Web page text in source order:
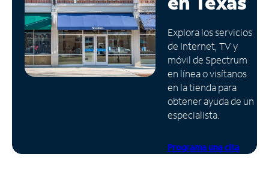
Administrar
cuenta
Encuentra
una
tienda
Explora los servicios
de Internet, TV y
móvil de Spectrum
en línea o visítanos
en la tienda para
obtener ayuda de un
especialista.
Programa una cita